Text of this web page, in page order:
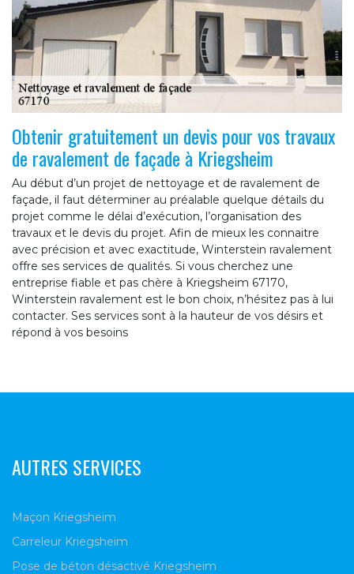
Obtenir gratuitement un devis pour vos travaux
de ravalement de façade à Kriegsheim
Au début d’un projet de nettoyage et de ravalement de
façade, il faut déterminer au préalable quelque détails du
projet comme le délai d’exécution, l’organisation des
travaux et le devis du projet. Afin de mieux les connaitre
avec précision et avec exactitude, Winterstein ravalement
offre ses services de qualités. Si vous cherchez une
entreprise fiable et pas chère à Kriegsheim 67170,
Winterstein ravalement est le bon choix, n’hésitez pas à lui
contacter. Ses services sont à la hauteur de vos désirs et
répond à vos besoins
AUTRES SERVICES
Maçon Kriegsheim
Carreleur Kriegsheim
Pose de béton désactivé Kriegsheim